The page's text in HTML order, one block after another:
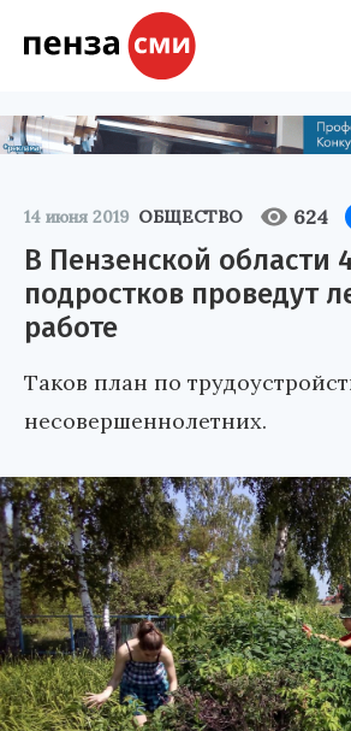
14 июня 2019 ОБЩЕСТВО 624
В Пензенской области
подростков проведут
работе
Таков план по
несовершеннолетних.